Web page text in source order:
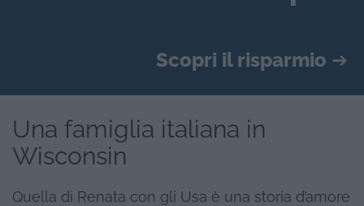
Scopri il risparmio ➔
Una famiglia italiana in
Wisconsin
Quella di Renata con gli Usa è una storia d’amore